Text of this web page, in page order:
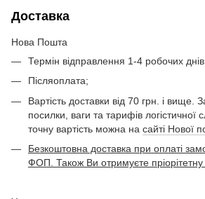
Доставка
Нова Пошта
Термін відправлення 1-4 робочих
Післяоплата;
Вартість доставки від 70 грн. і вище.
посилки, ваги та тарифів логістичної
точну вартість можна на сайті Нової
Безкоштовна доставка при оплаті
ФОП. Також Ви отримуєте пріорітетну